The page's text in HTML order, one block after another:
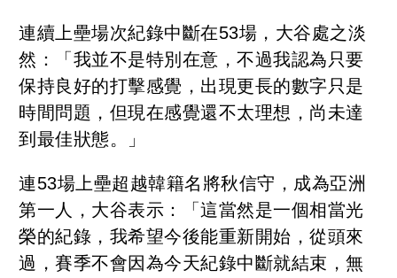
連續上壘場次紀錄中斷在53場，大谷處之淡
然：「我並不是特別在意，不過我認為只要
保持良好的打擊感覺，出現更長的數字只是
時間問題，但現在感覺還不太理想，尚未達
到最佳狀態。」
連53場上壘超越韓籍名將秋信守，成為亞洲
第一人，大谷表示：「這當然是一個相當光
榮的紀錄，我希望今後能重新開始，從頭來
過，賽季不會因為今天紀錄中斷就結束，無